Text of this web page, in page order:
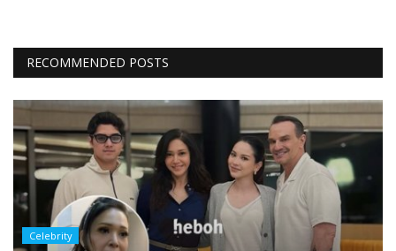
RECOMMENDED POSTS
Celebrity